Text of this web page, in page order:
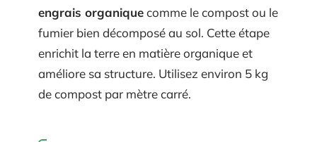
engrais organiquecomme le compost ou le
fumier bien décomposé au sol. Cette étape
enrichit la terre en matière organique et
améliore sa structure. Utilisez environ 5 kg
de compost par mètre carré.